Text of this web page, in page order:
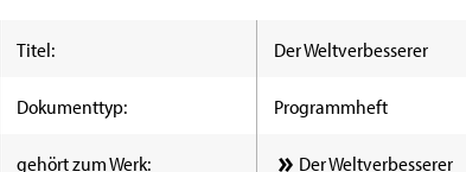
Titel: Der Weltverbesserer
Dokumenttyp: Programmheft
gehört zum Werk: Der Weltverbesserer